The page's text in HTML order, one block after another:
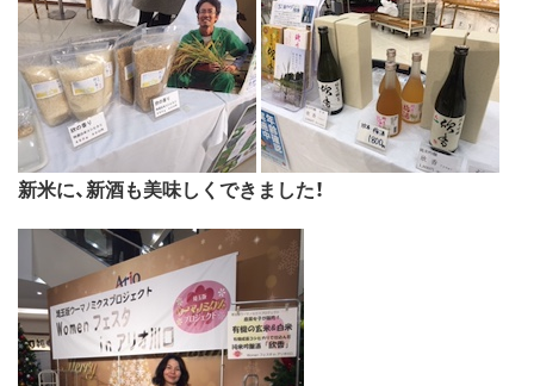
新米に、新酒も美味しくできました！